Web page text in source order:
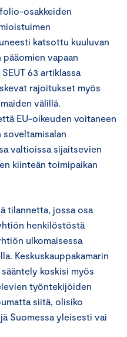
osakkeiden
katsottu kuuluvan
vapaan
63 artiklassa
rajoitukset myös
välillä.
EU-oikeuden voitaneen
valtioissa sijaitsevien
kiinteän toimipaikan
tilannetta, jossa osa
henkilöstöstä
ulkomaisessa
Keskuskauppakamarin
koskisi myös
työntekijöiden
siitä, olisiko
Suomessa yleisesti vai